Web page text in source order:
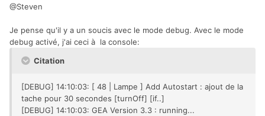
@Steven
Je pense qu'il y a un soucis avec le mode debug. Avec le mode
debug activé, j'ai ceci à la console:
Citation
[DEBUG] 14:10:03: [ 48 | Lampe ] Add Autostart : ajout de la
tache pour 30 secondes [turnOff] [if..]
[DEBUG] 14:10:03: GEA Version 3.3 : running...